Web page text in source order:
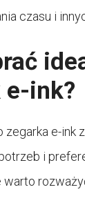
czasu i
e-ink?
zegarka e-ink
i
warto